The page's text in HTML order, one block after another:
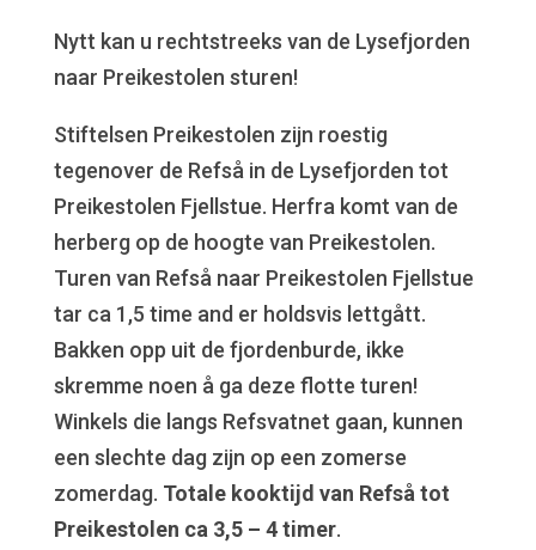
Nytt kan u rechtstreeks van de Lysefjorden
naar Preikestolen sturen!
Stiftelsen Preikestolen zijn roestig
tegenover de Refså in de Lysefjorden tot
Preikestolen Fjellstue. Herfra komt van de
herberg op de hoogte van Preikestolen.
Turen van Refså naar Preikestolen Fjellstue
tar ca 1,5 time and er holdsvis lettgått.
Bakken opp uit de fjordenburde, ikke
skremme noen å ga deze flotte turen!
Winkels die langs Refsvatnet gaan, kunnen
een slechte dag zijn op een zomerse
zomerdag. Totale kooktijd van Refså tot
Preikestolen ca 3,5 – 4 timer.